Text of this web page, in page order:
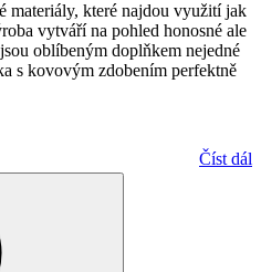
materiály, které najdou využití jak
vytváří na pohled honosné ale
oblíbeným doplňkem nejedné
s kovovým zdobením perfektně
Číst dál